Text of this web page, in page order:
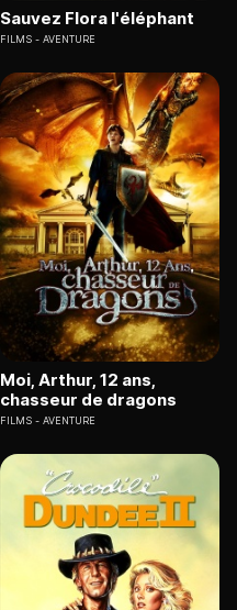
Sauvez Flora l'éléphant
FILMS AVENTURE
Moi, Arthur, 12 ans,
chasseur de dragons
FILMS AVENTURE